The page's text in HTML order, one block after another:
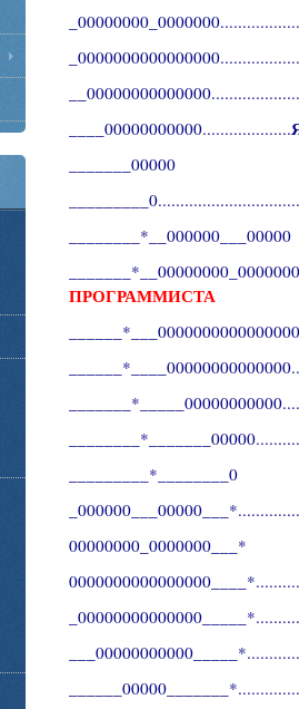
____00000000000....................
_______00000
________*__000000___00000
ПРОГРАММИСТА
_________*________0
00000000_0000000___*